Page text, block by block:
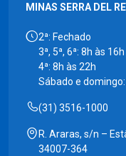
MINAS SERRA DEL
2ª: Fechado
3ª, 5ª, 6ª: 8h às 16h
4ª: 8h às 22h
Sábado e
(31) 3516-1000
R. Araras, s/n –
34007-364